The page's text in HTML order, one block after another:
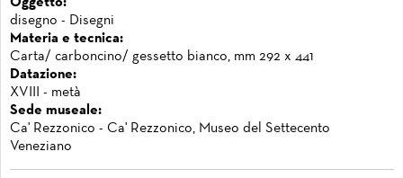
Oggetto:
disegno - Disegni
Materia e tecnica:
Carta/ carboncino/ gessetto bianco, mm 292 x 441
Datazione:
XVIII - metà
Sede museale:
Ca' Rezzonico - Ca' Rezzonico, Museo del Settecento
Veneziano